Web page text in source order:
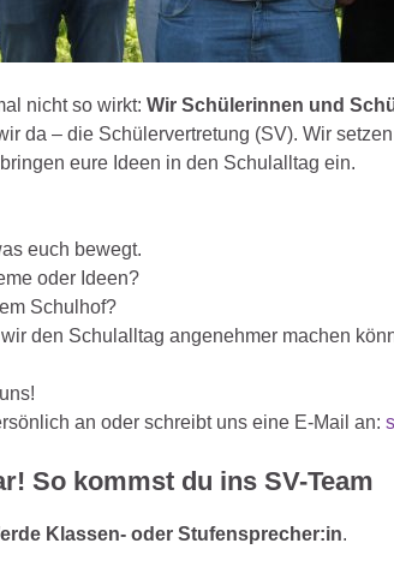
nicht so wirkt: Wir Schülerinnen und
da – die Schülervertretung (SV). Wir
eure Ideen in den Schulalltag ein.
euch bewegt.
oder Ideen?
Schulhof?
den Schulalltag angenehmer machen
an oder schreibt uns eine E-Mail an:
So kommst du ins SV-Team
Klassen- oder Stufensprecher:in.